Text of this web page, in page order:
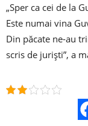
„Sper ca cei de la
Este numai vina
Din păcate ne-au
scris de juriști”, a